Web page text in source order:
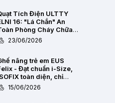
Tích Điện ULTTY
16: "Lá Chắn" An
Phòng Cháy Chữa
Mát Đến 15 Gi
23/06/2026
nâng trẻ em EUS
- Đạt chuẩn i-Size,
toàn diện, chỉ
15/06/2026